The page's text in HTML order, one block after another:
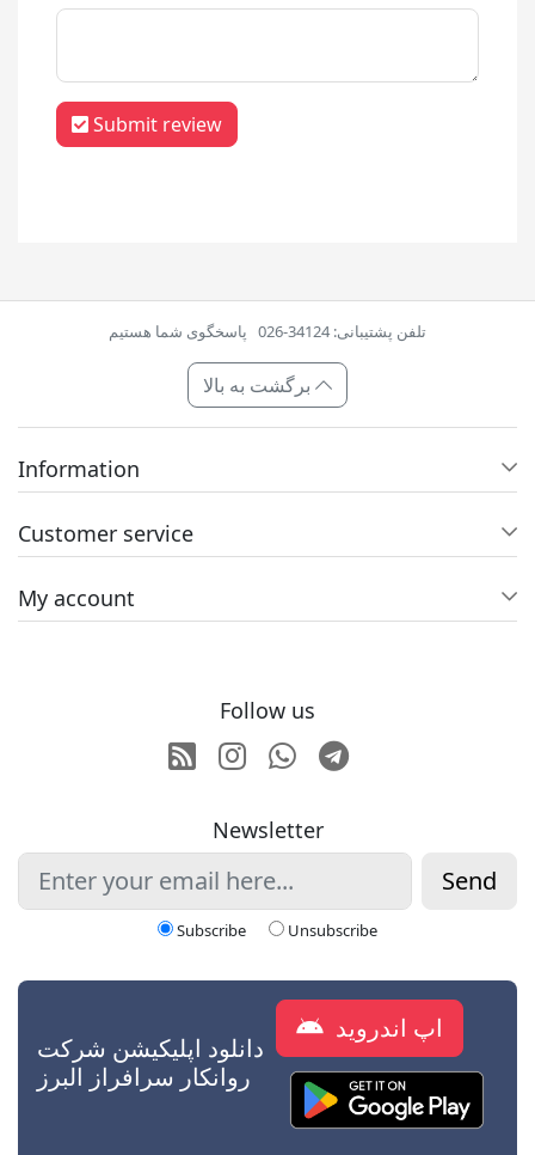
Submit review
تلفن پشتیبانی: 34124-026 پاسخگوی شما هستیم
Information
Customer service
My account
Follow us
RSSInstagram
Whatsapp
Telegram
Newsletter
Send
Subscribe Unsubscribe
دانلود اپلیکیشن شرکت
روانکار سرافراز البرز
اپ اندروید